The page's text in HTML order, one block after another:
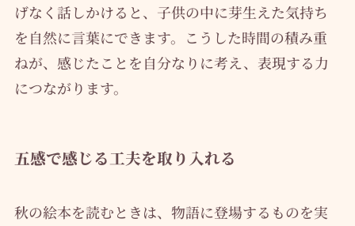
げなく話しかけると、子供の中に芽生えた気持ち
を自然に言葉にできます。こうした時間の積み重
ねが、感じたことを自分なりに考え、表現する力
につながります。
五感で感じる工夫を取り入れる
秋の絵本を読むときは、物語に登場するものを実